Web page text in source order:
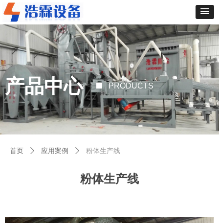
粉体生产线
首页 ꄲ 应用案例 ꄲ 粉体生产线
产品中心 PRODUCTS